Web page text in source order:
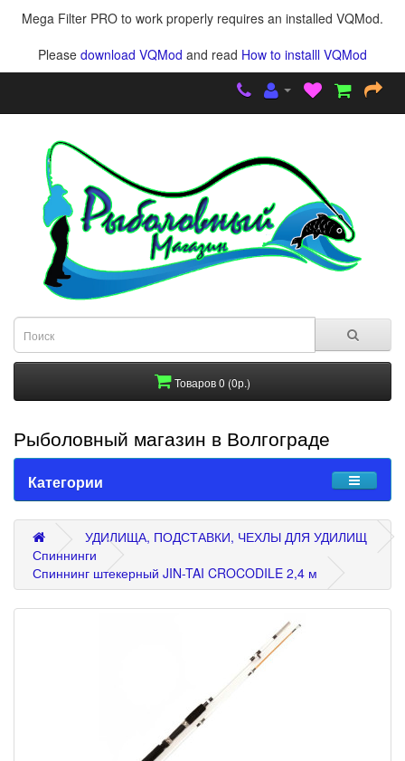
Mega Filter PRO to work properly requires an installed VQMod.
Please download VQMod and read How to installl VQMod
Товаров 0 (0р.)
Рыболовный магазин в Волгограде
Категории
УДИЛИЩА, ПОДСТАВКИ, ЧЕХЛЫ ДЛЯ УДИЛИЩ
Спиннинги
Спиннинг штекерный JIN-TAI CROCODILE 2,4 м